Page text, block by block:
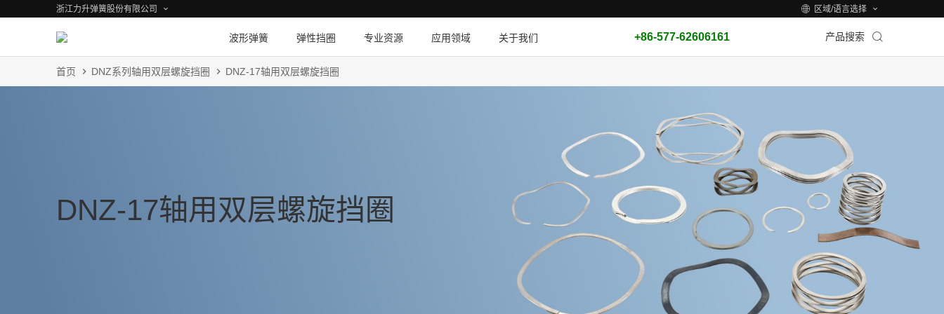
浙江力升弹簧股份有限公司 区域/语言选择
波形弹簧 弹性挡圈 专业资源 应用领域 关于我们 +86-577-62606161 产品搜索
首页 DNZ系列轴用双层螺旋挡圈 DNZ-17轴用双层螺旋挡圈
DNZ-17轴用双层螺旋挡圈